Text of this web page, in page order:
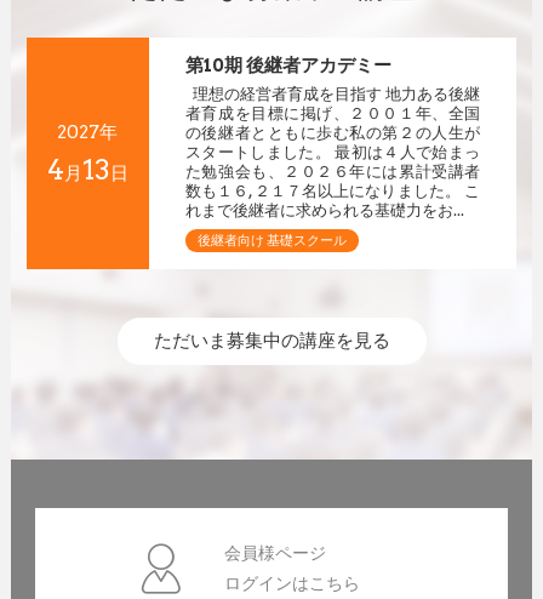
2027年
4月 13日
第10期 後継者アカデミー
理想の経営者育成を目指す 地力ある後継
者育成を目標に掲げ、２００１年、全国
の後継者とともに歩む私の第２の人生が
スタートしました。 最初は４人で始まっ
た勉強会も、２０２６年には累計受講者
数も１６,２１７名以上になりました。 こ
れまで後継者に求められる基礎力をお...
後継者向け 基礎スクール
ただいま募集中の講座を見る
会員様ページ
ログインはこちら